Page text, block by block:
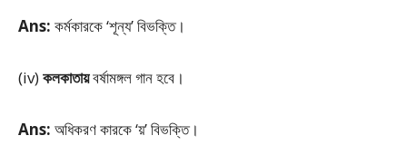
Ans: কর্মকারকে ‘শূন্য’ বিভক্তি।
(iv)কলকাতায়বর্ষামঙ্গল গান হবে।
Ans: অধিকরণ কারকে ‘য়’ বিভক্তি।